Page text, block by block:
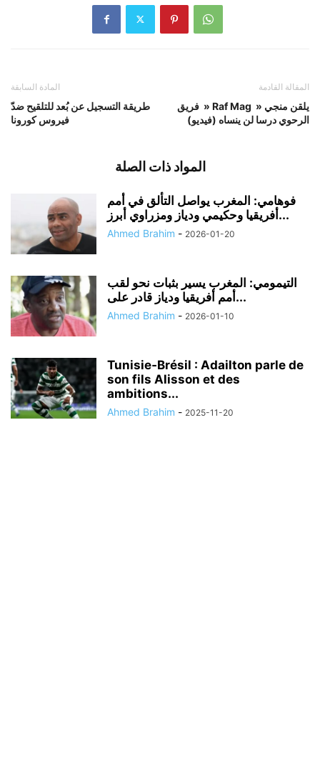
المادة السابقة
طريقة التسجيل عن بُعد للتلقيح ضدّ
فيروس كورونا
المقالة القادمة
فريق » Raf Mag » يلقن منجي
الرحوي درسا لن ينساه (فيديو)
المواد ذات الصلة
فوهامي: المغرب يواصل التألق في أمم
أفريقيا وحكيمي ودياز ومزراوي أبرز...
Ahmed Brahim - 2026-01-20
التيمومي: المغرب يسير بثبات نحو لقب
أمم أفريقيا ودياز قادر على...
Ahmed Brahim - 2026-01-10
Tunisie‑Brésil : Adailton parle de
son fils Alisson et des
ambitions...
Ahmed Brahim - 2025-11-20